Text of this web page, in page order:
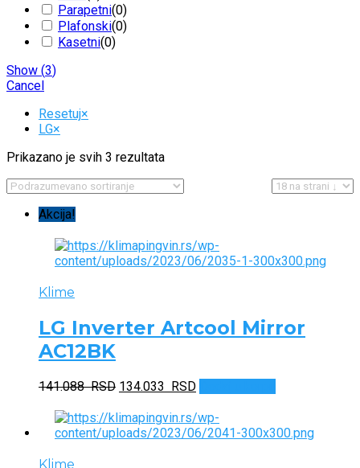
Resetuj×
LG×
Prikazano je svih 3 rezultata
Akcija!
Klime
LG Inverter Artcool Mirror
AC12BK
141.088RSD Originalna
je
bila:
134.033 RSDTrenutna
je:
134.033 RSD.
Klime
Parapetni(0)
Plafonski(0)
Kasetni(0)
Show (3)
Cancel